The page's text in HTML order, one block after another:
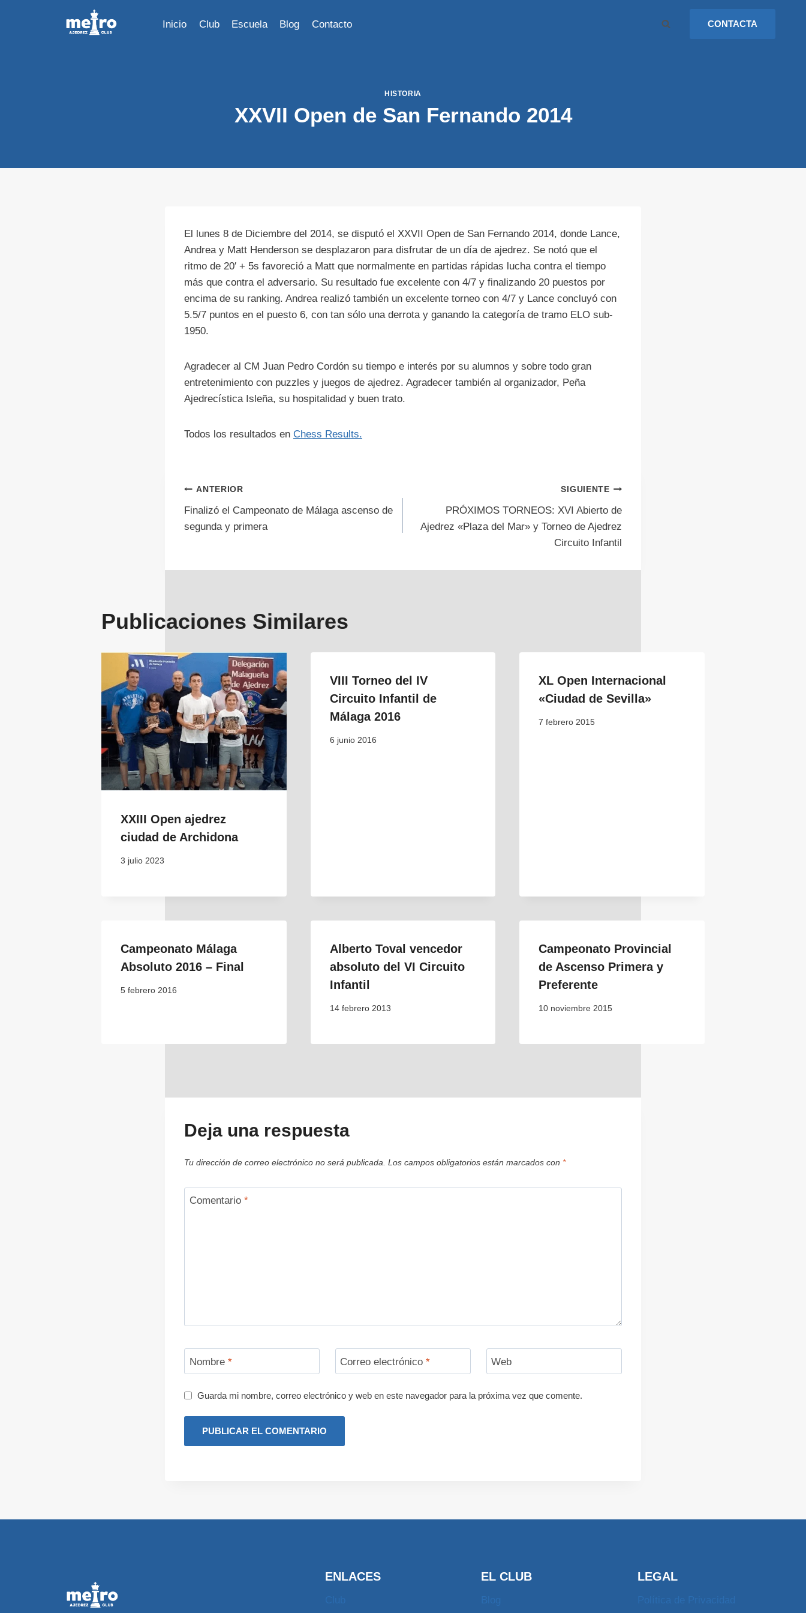
Inicio Club Escuela Blog Contacto CONTACTA
HISTORIA
XXVII Open de San Fernando 2014
El lunes 8 de Diciembre del 2014, se disputó el XXVII Open de San Fernando 2014, donde Lance,
Andrea y Matt Henderson se desplazaron para disfrutar de un día de ajedrez. Se notó que el
ritmo de 20′ + 5s favoreció a Matt que normalmente en partidas rápidas lucha contra el tiempo
más que contra el adversario. Su resultado fue excelente con 4/7 y finalizando 20 puestos por
encima de su ranking. Andrea realizó también un excelente torneo con 4/7 y Lance concluyó con
5.5/7 puntos en el puesto 6, con tan sólo una derrota y ganando la categoría de tramo ELO sub-
1950.
Agradecer al CM Juan Pedro Cordón su tiempo e interés por su alumnos y sobre todo gran
entretenimiento con puzzles y juegos de ajedrez. Agradecer también al organizador, Peña
Ajedrecística Isleña, su hospitalidad y buen trato.
Todos los resultados en Chess Results.
Navegación
de
ANTERIOR
Finalizó el Campeonato de Málaga ascenso de
segunda y primera
SIGUIENTE
PRÓXIMOS TORNEOS: XVI Abierto de
Ajedrez «Plaza del Mar» y Torneo de Ajedrez
Circuito Infantil
Publicaciones Similares
XXIII Open ajedrez
ciudad de Archidona
3 julio 2023
VIII Torneo del IV
Circuito Infantil de
Málaga 2016
6 junio 2016
XL Open Internacional
«Ciudad de Sevilla»
7 febrero 2015
Campeonato Málaga
Absoluto 2016 – Final
5 febrero 2016
Alberto Toval vencedor
absoluto del VI Circuito
Infantil
14 febrero 2013
Campeonato Provincial
de Ascenso Primera y
Preferente
10 noviembre 2015
Deja una respuesta
Tu dirección de correo electrónico no será publicada. Los campos obligatorios están marcados con *
Comentario *
Nombre * Correo electrónico* Web
Guarda mi nombre, correo electrónico y web en este navegador para la próxima vez que comente.
ENLACES EL CLUB LEGAL